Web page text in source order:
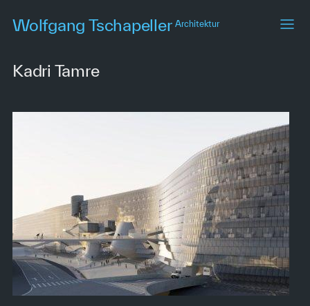
content
Wolfgang TschapellerArchitektur
Kadri Tamre